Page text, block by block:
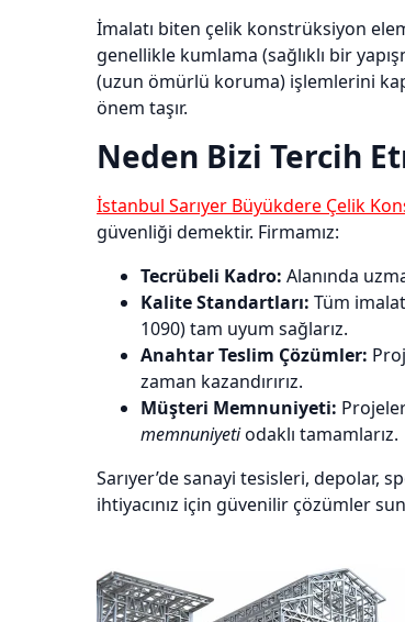
İmalatı biten çelik konstrüksiyon
genellikle kumlama (sağlıklı bir
(uzun ömürlü koruma) işlemlerini
önem taşır.
Neden Bizi Tercih
İstanbul Sarıyer Büyükdere Çelik
güvenliği demektir. Firmamız:
Tecrübeli Kadro: Alanında
Kalite Standartları: Tüm
1090) tam uyum sağlarız.
Anahtar Teslim Çözümler:
zaman kazandırırız.
Müşteri Memnuniyeti:
memnuniyetiodaklı tamamlarız.
Sarıyer’de sanayi tesisleri, depolar,
ihtiyacınız için güvenilir çözümler